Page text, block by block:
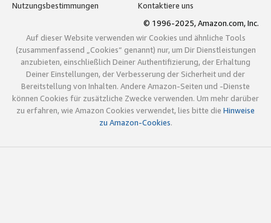
Nutzungsbestimmungen
Kontaktiere uns
© 1996-2025, Amazon.com, Inc.
Auf dieser Website verwenden wir Cookies und ähnliche Tools
(zusammenfassend „Cookies“ genannt) nur, um Dir Dienstleistungen
anzubieten, einschließlich Deiner Authentifizierung, der Erhaltung
Deiner Einstellungen, der Verbesserung der Sicherheit und der
Bereitstellung von Inhalten. Andere Amazon-Seiten und -Dienste
können Cookies für zusätzliche Zwecke verwenden. Um mehr darüber
zu erfahren, wie Amazon Cookies verwendet, lies bitte die Hinweise
zu Amazon-Cookies.